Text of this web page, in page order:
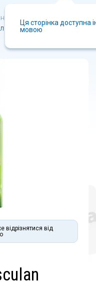
Ця сторінка доступна
мовою
мастила і гелі
відрізнятися від